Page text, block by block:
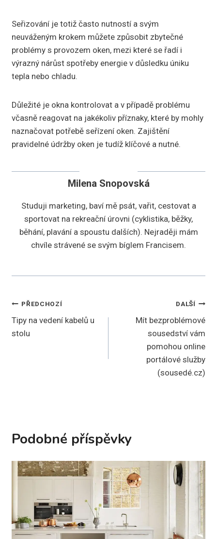
Seřizování je totiž často nutností a svým
neuváženým krokem můžete způsobit zbytečné
problémy s provozem oken, mezi které se řadí i
výrazný nárůst spotřeby energie v důsledku úniku
tepla nebo chladu.
Důležité je okna kontrolovat a v případě problému
včasně reagovat na jakékoliv příznaky, které by mohly
naznačovat potřebě seřízení oken. Zajištění
pravidelné údržby oken je tudíž klíčové a nutné.
Milena Snopovská
Studuji marketing, baví mě psát, vařit, cestovat a
sportovat na rekreační úrovni (cyklistika, běžky,
běhání, plavání a spoustu dalších). Nejraději mám
chvíle strávené se svým bíglem Francisem.
Navigace
pro
PŘEDCHOZÍ
Tipy na vedení kabelů u
stolu
DALŠÍ
Mít bezproblémové
sousedství vám
pomohou online
portálové služby
(sousedé.cz)
Podobné příspěvky